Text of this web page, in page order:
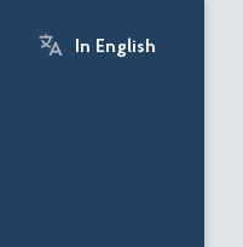
In English